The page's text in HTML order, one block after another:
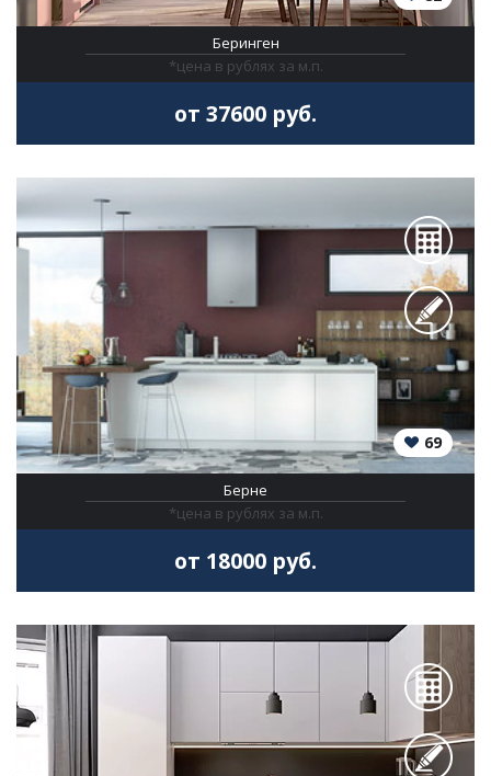
Беринген
*цена в рублях за м.п.
от 37600 руб.
69
Берне
*цена в рублях за м.п.
от 18000 руб.